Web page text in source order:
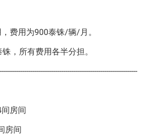
费用为900泰铢/辆/月。
，所有费用各半分担。
房间
房间